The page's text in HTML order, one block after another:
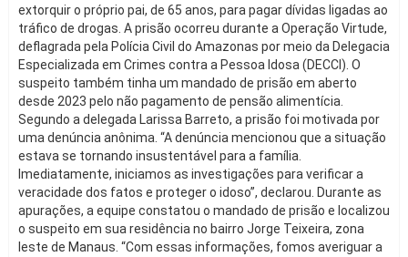
extorquir o próprio pai, de 65 anos, para pagar dívidas ligadas ao
tráfico de drogas. A prisão ocorreu durante a Operação Virtude,
deflagrada pela Polícia Civil do Amazonas por meio da Delegacia
Especializada em Crimes contra a Pessoa Idosa (DECCI). O
suspeito também tinha um mandado de prisão em aberto
desde 2023 pelo não pagamento de pensão alimentícia.
Segundo a delegada Larissa Barreto, a prisão foi motivada por
uma denúncia anônima. “A denúncia mencionou que a situação
estava se tornando insustentável para a família.
Imediatamente, iniciamos as investigações para verificar a
veracidade dos fatos e proteger o idoso”, declarou. Durante as
apurações, a equipe constatou o mandado de prisão e localizou
o suspeito em sua residência no bairro Jorge Teixeira, zona
leste de Manaus. “Com essas informações, fomos averiguar a